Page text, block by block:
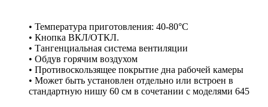
• Температура приготовления: 40-80°C
• Кнопка ВКЛ/ОТКЛ.
• Тангенциальная система вентиляции
• Обдув горячим воздухом
• Противоскользящее покрытие дна рабочей камеры
• Может быть установлен отдельно или встроен в
стандартную нишу 60 см в сочетании с моделями 645